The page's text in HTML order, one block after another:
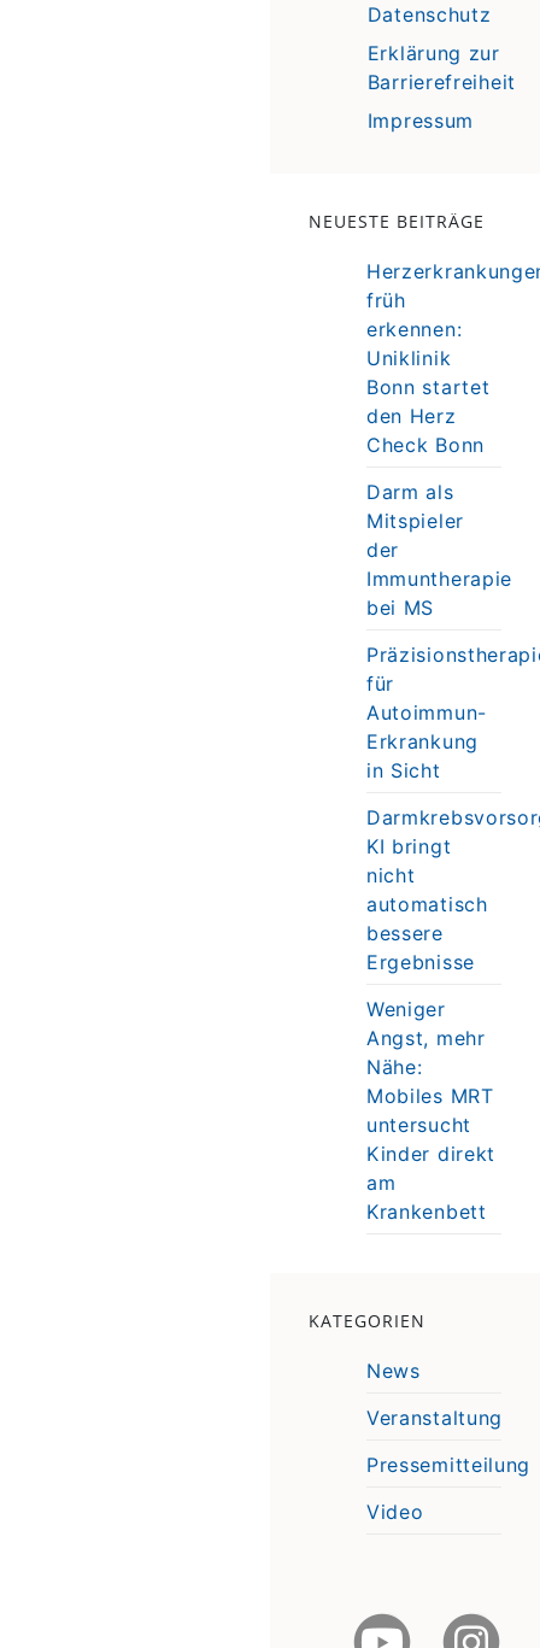
Datenschutz
Erklärung zur
Barrierefreiheit
Impressum
NEUESTE BEITRÄGE
früh
erkennen:
Uniklinik
Bonn startet
den Herz
Check Bonn
Darm als
Mitspieler
der
Immuntherapie
bei MS
für
Autoimmun-
Erkrankung
in Sicht
KI bringt
nicht
automatisch
bessere
Ergebnisse
Weniger
Angst, mehr
Nähe:
Mobiles MRT
untersucht
Kinder direkt
am
Krankenbett
KATEGORIEN
News
Veranstaltung
Pressemitteilung
Video